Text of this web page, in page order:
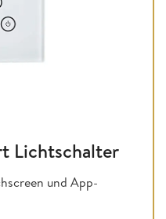
Lichtschalter
und App-